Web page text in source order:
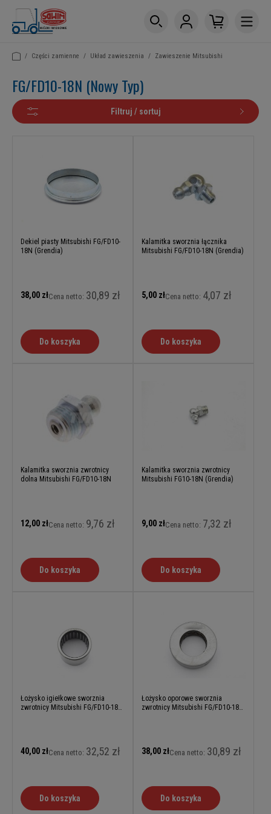
/ Części zamienne / Układ zawieszenia / Zawieszenie Mitsubishi
FG/FD10-18N (Nowy Typ)
Filtruj / sortuj
Dekiel piasty Mitsubishi FG/FD10-
18N (Grendia)
38,00 złCena netto: 30,89 zł
Do koszyka
Kalamitka sworznia łącznika
Mitsubishi FG/FD10-18N (Grendia)
5,00 złCena netto: 4,07 zł
Do koszyka
Kalamitka sworznia zwrotnicy
dolna Mitsubishi FG/FD10-18N
12,00 złCena netto: 9,76 zł
Do koszyka
Kalamitka sworznia zwrotnicy
Mitsubishi FG10-18N (Grendia)
9,00 złCena netto: 7,32 zł
Do koszyka
Łożysko igiełkowe sworznia
zwrotnicy Mitsubishi FG/FD10-18N
40,00 złCena netto: 32,52 zł
Do koszyka
Łożysko oporowe sworznia
zwrotnicy Mitsubishi FG/FD10-18N
38,00 złCena netto: 30,89 zł
Do koszyka